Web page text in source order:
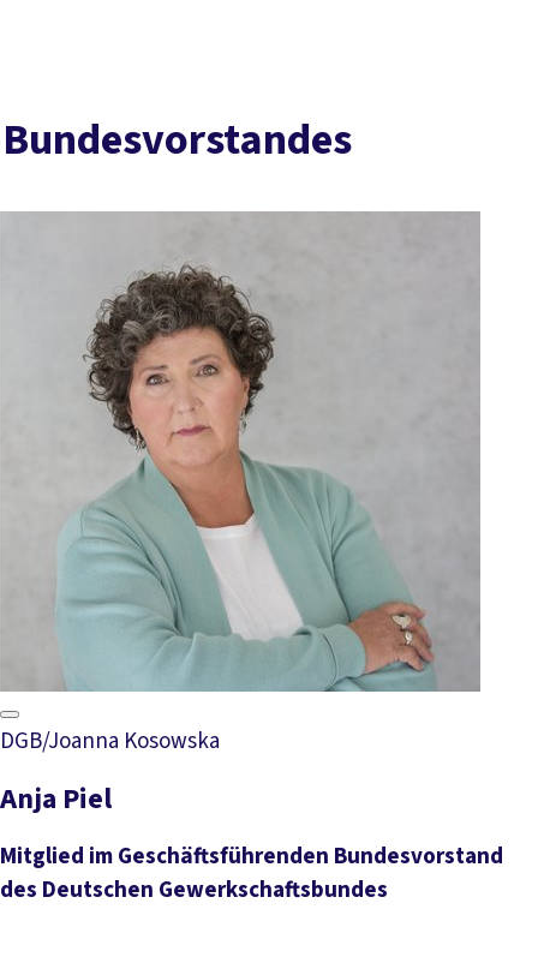
DGB/Joanna Kosowska
Anja Piel
Mitglied im Geschäftsführenden Bundesvorstand
des Deutschen Gewerkschaftsbundes